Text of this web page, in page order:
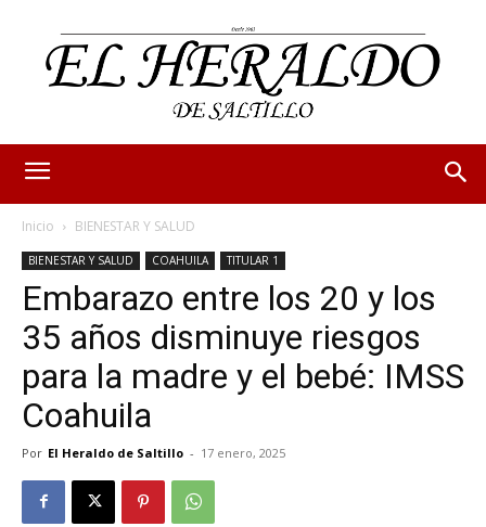
Inicio BIENESTAR Y SALUD
BIENESTAR Y SALUD COAHUILA TITULAR 1
Embarazo entre los 20 y los
35 años disminuye riesgos
para la madre y el bebé: IMSS
Coahuila
Por El Heraldo de Saltillo - 17 enero, 2025